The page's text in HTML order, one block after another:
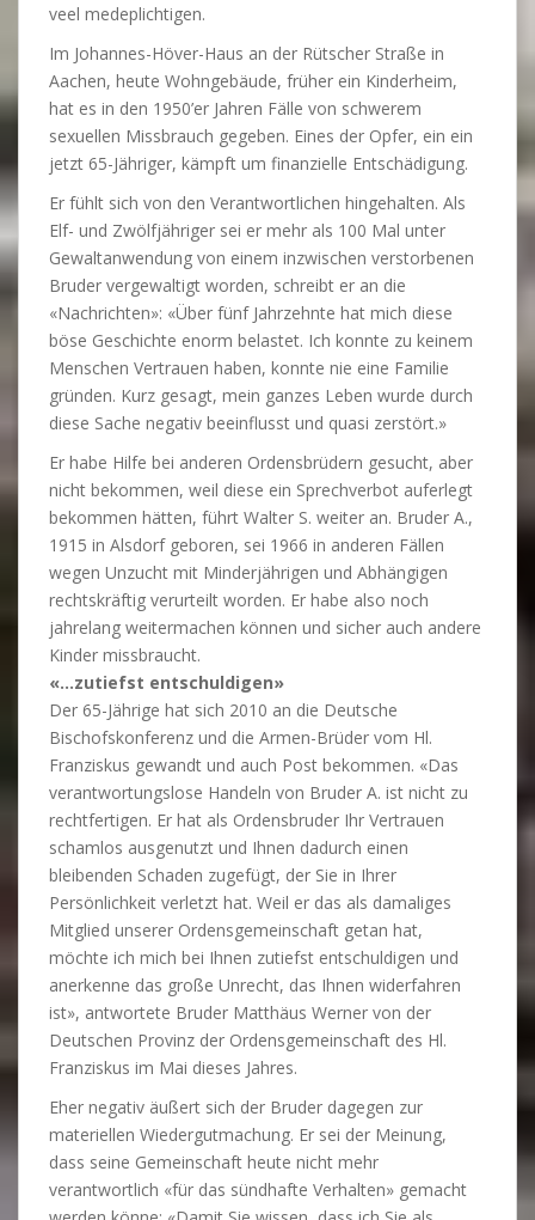
veel medeplichtigen.
Im Johannes-Höver-Haus an der Rütscher Straße in
Aachen, heute Wohngebäude, früher ein Kinderheim,
hat es in den 1950’er Jahren Fälle von schwerem
sexuellen Missbrauch gegeben. Eines der Opfer, ein ein
jetzt 65-Jähriger, kämpft um finanzielle Entschädigung.
Er fühlt sich von den Verantwortlichen hingehalten. Als
Elf- und Zwölfjähriger sei er mehr als 100 Mal unter
Gewaltanwendung von einem inzwischen verstorbenen
Bruder vergewaltigt worden, schreibt er an die
«Nachrichten»: «Über fünf Jahrzehnte hat mich diese
böse Geschichte enorm belastet. Ich konnte zu keinem
Menschen Vertrauen haben, konnte nie eine Familie
gründen. Kurz gesagt, mein ganzes Leben wurde durch
diese Sache negativ beeinflusst und quasi zerstört.»
Er habe Hilfe bei anderen Ordensbrüdern gesucht, aber
nicht bekommen, weil diese ein Sprechverbot auferlegt
bekommen hätten, führt Walter S. weiter an. Bruder A.,
1915 in Alsdorf geboren, sei 1966 in anderen Fällen
wegen Unzucht mit Minderjährigen und Abhängigen
rechtskräftig verurteilt worden. Er habe also noch
jahrelang weitermachen können und sicher auch andere
Kinder missbraucht.
«…zutiefst entschuldigen»
Der 65-Jährige hat sich 2010 an die Deutsche
Bischofskonferenz und die Armen-Brüder vom Hl.
Franziskus gewandt und auch Post bekommen. «Das
verantwortungslose Handeln von Bruder A. ist nicht zu
rechtfertigen. Er hat als Ordensbruder Ihr Vertrauen
schamlos ausgenutzt und Ihnen dadurch einen
bleibenden Schaden zugefügt, der Sie in Ihrer
Persönlichkeit verletzt hat. Weil er das als damaliges
Mitglied unserer Ordensgemeinschaft getan hat,
möchte ich mich bei Ihnen zutiefst entschuldigen und
anerkenne das große Unrecht, das Ihnen widerfahren
ist», antwortete Bruder Matthäus Werner von der
Deutschen Provinz der Ordensgemeinschaft des Hl.
Franziskus im Mai dieses Jahres.
Eher negativ äußert sich der Bruder dagegen zur
materiellen Wiedergutmachung. Er sei der Meinung,
dass seine Gemeinschaft heute nicht mehr
verantwortlich «für das sündhafte Verhalten» gemacht